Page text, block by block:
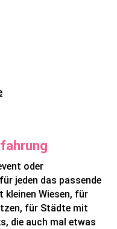
oder
jeden das passende
kleinen Wiesen, für
für Städte mit
die auch mal etwas